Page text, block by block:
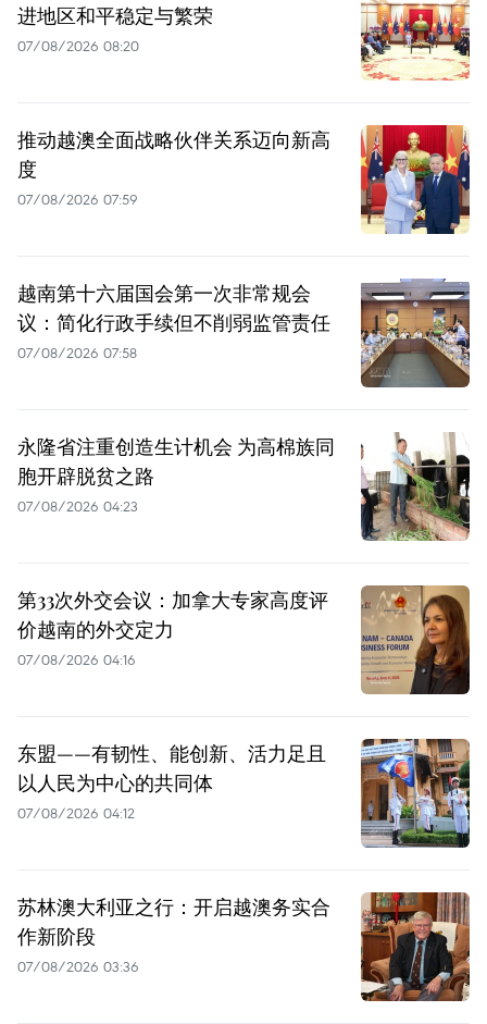
进地区和平稳定与繁荣
07/08/2026 08:20
推动越澳全面战略伙伴关系迈向新高
度
07/08/2026 07:59
越南第十六届国会第一次非常规会
议：简化行政手续但不削弱监管责任
07/08/2026 07:58
永隆省注重创造生计机会 为高棉族同
胞开辟脱贫之路
07/08/2026 04:23
第33次外交会议：加拿大专家高度评
价越南的外交定力
07/08/2026 04:16
东盟——有韧性、能创新、活力足且
以人民为中心的共同体
07/08/2026 04:12
苏林澳大利亚之行：开启越澳务实合
作新阶段
07/08/2026 03:36